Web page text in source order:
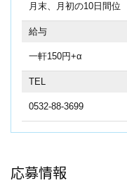
月末、月初の10日間位
給与
一軒150円+α
TEL
0532-88-3699
応募情報